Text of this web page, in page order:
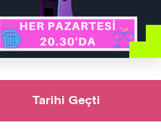
Tarihi Geçti